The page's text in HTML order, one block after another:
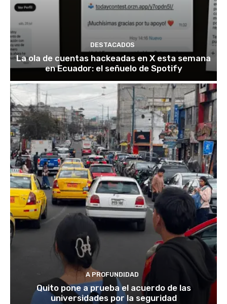
DESTACADOS
La ola de cuentas hackeadas en X esta semana
en Ecuador: el señuelo de Spotify
A PROFUNDIDAD
Quito pone a prueba el acuerdo de las
universidades por la seguridad